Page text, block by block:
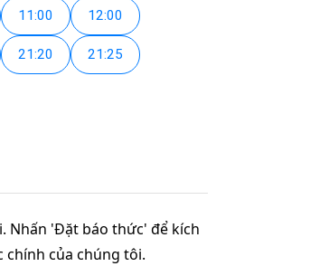
11:00 12:00
21:20 21:25
Nhấn 'Đặt báo thức' để kích
chính của chúng tôi.